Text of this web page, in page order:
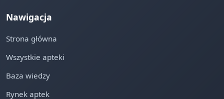
Nawigacja
Strona główna
Wszystkie apteki
Baza wiedzy
Rynek aptek